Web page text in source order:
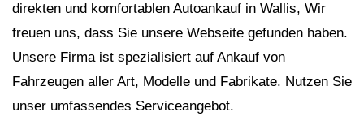
direkten und komfortablen Autoankauf in Wallis, Wir
freuen uns, dass Sie unsere Webseite gefunden haben.
Unsere Firma ist spezialisiert auf Ankauf von
Fahrzeugen aller Art, Modelle und Fabrikate. Nutzen Sie
unser umfassendes Serviceangebot.